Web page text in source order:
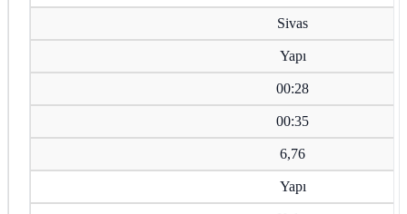
Sivas
Yapı
00:28
00:35
6,76
Yapı